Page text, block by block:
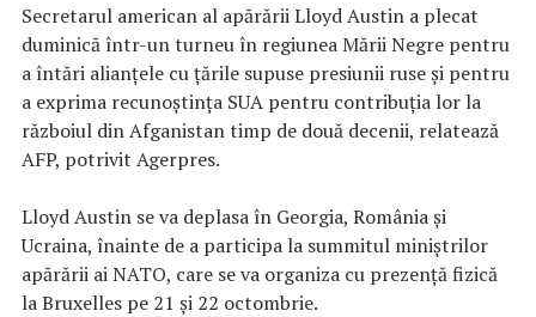
Secretarul american al apărării Lloyd Austin a plecat
duminică într-un turneu în regiunea Mării Negre pentru
a întări alianţele cu ţările supuse presiunii ruse şi pentru
a exprima recunoştinţa SUA pentru contribuţia lor la
războiul din Afganistan timp de două decenii, relatează
AFP, potrivit Agerpres.
Lloyd Austin se va deplasa în Georgia, România şi
Ucraina, înainte de a participa la summitul miniştrilor
apărării ai NATO, care se va organiza cu prezenţă fizică
la Bruxelles pe 21 şi 22 octombrie.